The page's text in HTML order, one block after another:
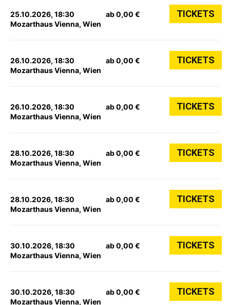
25.10.2026, 18:30
Mozarthaus Vienna, Wien
ab 0,00 € TICKETS
26.10.2026, 18:30
Mozarthaus Vienna, Wien
ab 0,00 € TICKETS
26.10.2026, 18:30
Mozarthaus Vienna, Wien
ab 0,00 € TICKETS
28.10.2026, 18:30
Mozarthaus Vienna, Wien
ab 0,00 € TICKETS
28.10.2026, 18:30
Mozarthaus Vienna, Wien
ab 0,00 € TICKETS
30.10.2026, 18:30
Mozarthaus Vienna, Wien
ab 0,00 € TICKETS
30.10.2026, 18:30
Mozarthaus Vienna, Wien
ab 0,00 € TICKETS